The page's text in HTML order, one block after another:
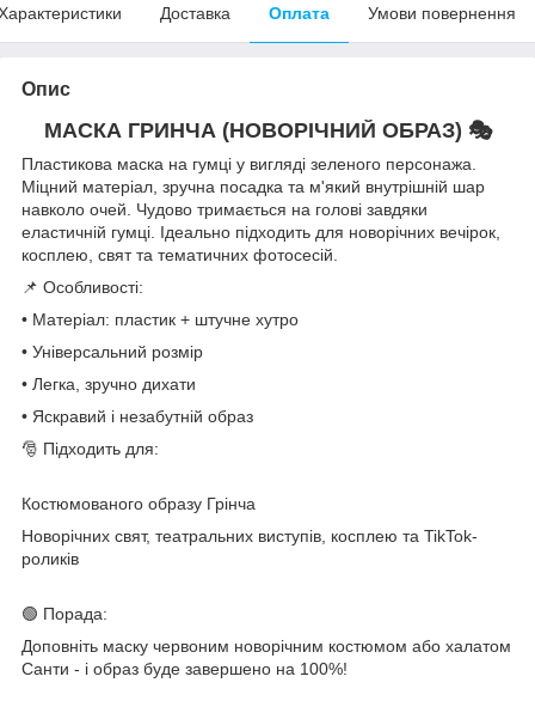
Доставка Оплата Умови повернення
Опис
МАСКА ГРИНЧА (НОВОРІЧНИЙ ОБРАЗ) 🎭
Пластикова маска на гумці у вигляді зеленого персонажа.
Міцний матеріал, зручна посадка та м'який внутрішній шар
навколо очей. Чудово тримається на голові завдяки
еластичній гумці. Ідеально підходить для новорічних вечірок,
косплею, свят та тематичних фотосесій.
📌 Особливості:
• Матеріал: пластик + штучне хутро
• Універсальний розмір
• Легка, зручно дихати
• Яскравий і незабутній образ
🎅 Підходить для:
Костюмованого образу Грінча
Новорічних свят, театральних виступів, косплею та TikTok-
роликів
🟢 Порада:
Доповніть маску червоним новорічним костюмом або халатом
Санти - і образ буде завершено на 100%!